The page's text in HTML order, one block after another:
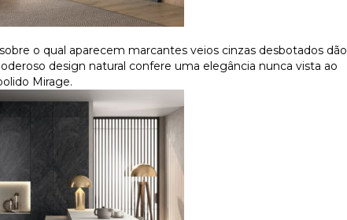
o qual aparecem marcantes veios cinzas desbotados dão
design natural confere uma elegância nunca vista ao
Mirage.